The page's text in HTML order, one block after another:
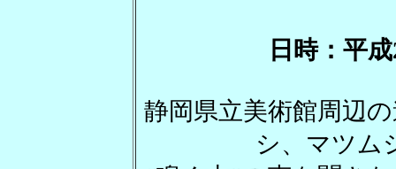
日時：平
静岡県立美術館周辺
シ、マツム